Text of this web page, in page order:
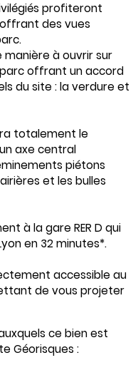
profiteront
des vues
à ouvrir sur
offrant un accord
du site : la verdure et
totalement le
axe central
piétons
et les bulles
à la gare RER D qui
en 32 minutes*.
accessible au
de vous projeter
ce bien est
Géorisques :